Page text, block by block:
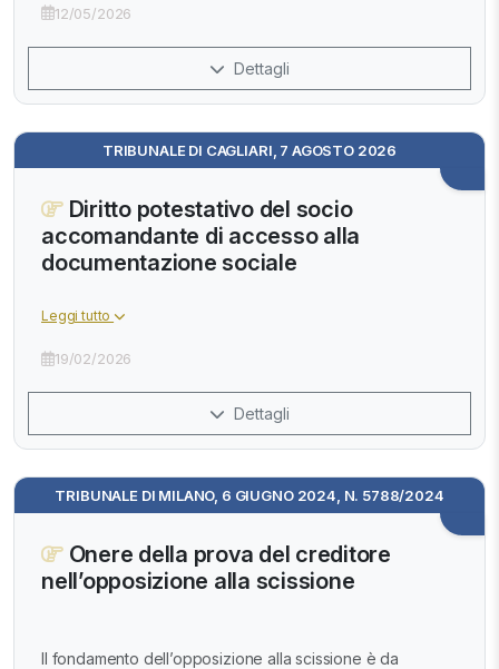
12/05/2026
Dettagli
TRIBUNALE DI CAGLIARI, 7 AGOSTO 2026
Diritto potestativo del socio
accomandante di accesso alla
documentazione sociale
Leggi tutto
19/02/2026
Dettagli
TRIBUNALE DI MILANO, 6 GIUGNO 2024, N. 5788/2024
Onere della prova del creditore
nell’opposizione alla scissione
Il fondamento dell’opposizione alla scissione è da